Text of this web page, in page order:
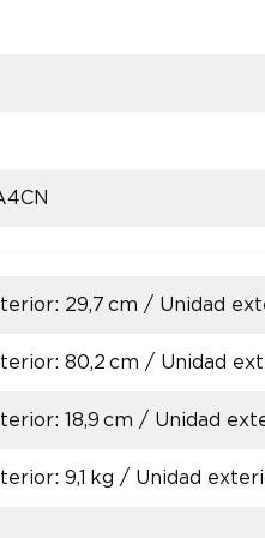
29,7 cm / Unidad
80,2 cm / Unidad
18,9 cm / Unidad
9,1 kg / Unidad